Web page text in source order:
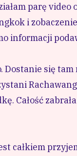
parę
i
informacji
Dostanie się
Całość
całkiem